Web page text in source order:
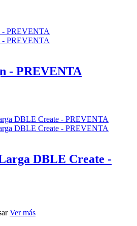
- PREVENTA
DBLE Create -
Ver más